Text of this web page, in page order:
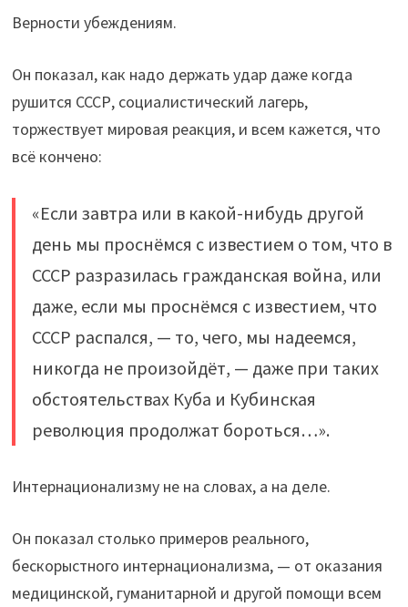
Верности убеждениям.
Он показал, как надо держать удар даже когда
рушится СССР, социалистический лагерь,
торжествует мировая реакция, и всем кажется, что
всё кончено:
«Если завтра или в какой-нибудь другой
день мы проснёмся с известием о том, что в
СССР разразилась гражданская война, или
даже, если мы проснёмся с известием, что
СССР распался, — то, чего, мы надеемся,
никогда не произойдёт, — даже при таких
обстоятельствах Куба и Кубинская
революция продолжат бороться…».
Интернационализму не на словах, а на деле.
Он показал столько примеров реального,
бескорыстного интернационализма, — от оказания
медицинской, гуманитарной и другой помощи всем